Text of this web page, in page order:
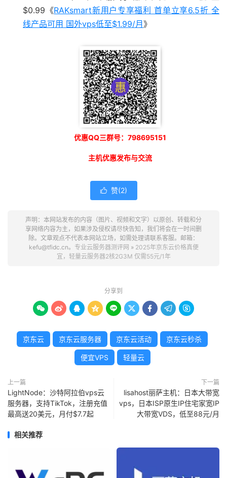
$0.99《RAKsmart新用户专享福利 首单立享6.5折 全
线产品可用 国外vps低至$1.99/月 》
优惠QQ三群号：798695151
主机优惠发布与交流
 赞(2)
声明：本网站发布的内容（图片、视频和文字）以原创、转载和分
享网络内容为主，如果涉及侵权请尽快告知，我们将会在一时间删
除。文章观点不代表本网站立场，如需处理请联系客服。邮箱：
kefu@tfidc.cn。 专业云服务器测评网 » 2025年京东云价格真便
宜，轻量云服务器2核2G3M 仅需55元/1年
分享到
        
京东云 京东云服务器 京东云活动 京东云秒杀
便宜VPS 轻量云
上一篇
LightNode：沙特阿拉伯vps云
服务器，支持TikTok，注册充值
最高送20美元，月付$7.7起
下一篇
lisahost丽萨主机：日本大带宽
vps，日本ISP原生IP住宅家宽IP
大带宽VDS，低至88元/月
相关推荐